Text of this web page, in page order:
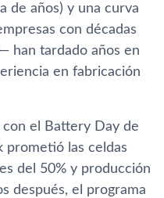
de años) y una curva
con décadas
han tardado años en
en fabricación
con el Battery Day de
prometió las celdas
del 50% y producción
después, el programa